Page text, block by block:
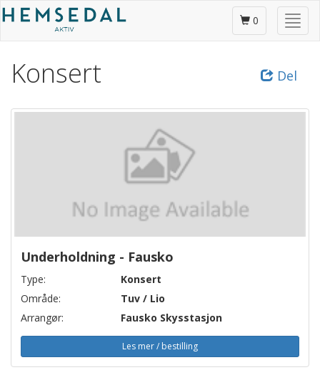
Gå
til
hovedinnhold
Skjul
/
0
Del
Konsert
Underholdning - Fausko
Type:
Konsert
Område:
Tuv / Lio
Arrangør:
Fausko Skysstasjon
Les mer / bestilling